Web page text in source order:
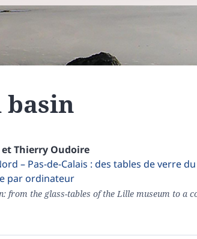
basin
etThierry Oudoire
– Pas-de-Calais : des tables de verre
par ordinateur
from the glass-tables of the Lille museum to a